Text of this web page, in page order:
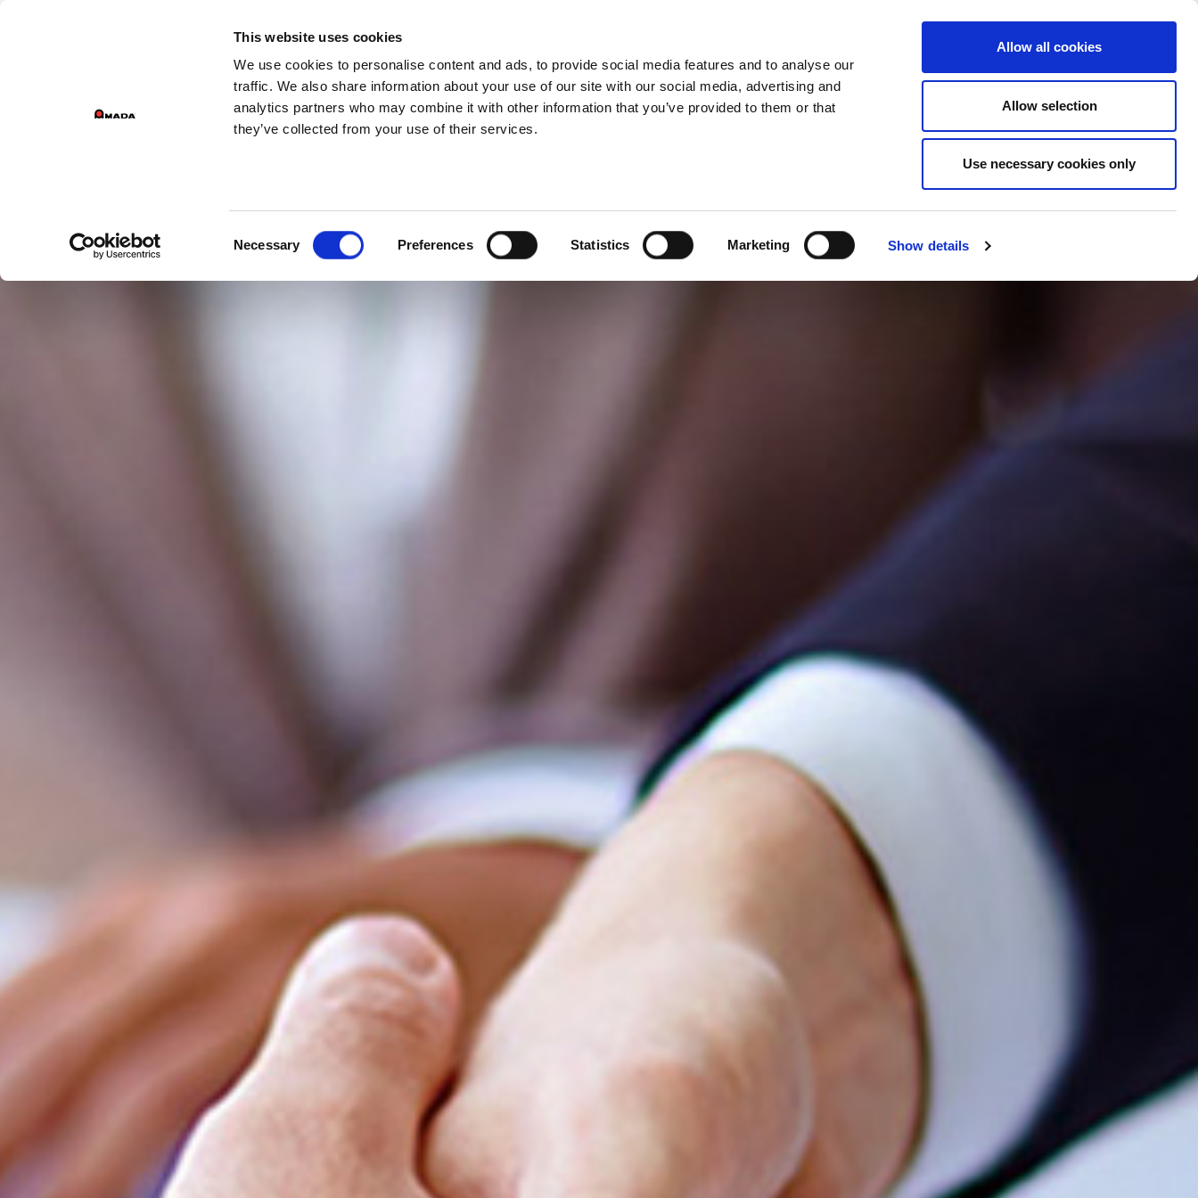
This website uses cookies
We use cookies to personalise content and ads, to provide social media features and to analyse our
traffic. We also share information about your use of our site with our social media, advertising and
analytics partners who may combine it with other information that you’ve provided to them or that
they’ve collected from your use of their services.
Necessary Preferences Statistics Marketing Show details
Allow all cookies
Allow selection
Use necessary cookies only
GESCHÄFTSBEREICHE DER GRUPPE
Main Navigation
PRODUKTE SERVICE UNTERNEHMEN REFERENZEN SONSTIGES